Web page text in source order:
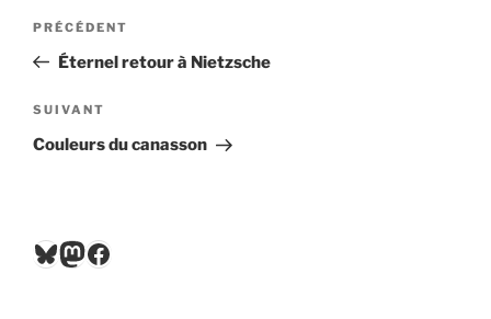
Navigation
l’article
Article
précédent
PRÉCÉDENT
Éternel retour à Nietzsche
Article
suivant
SUIVANT
Couleurs du canasson
Bluesky
Mastodon
Facebook